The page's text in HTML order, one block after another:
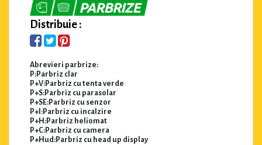
Distribuie :
Abrevieri parbrize:
P:Parbriz clar
P+V:Parbriz cu tenta verde
P+S:Parbriz cu parasolar
P+SE:Parbriz cu senzor
P+I:Parbriz cu incalzire
P+H:Parbriz heliomat
P+C:Parbriz cu camera
P+Hud:Parbriz cu head up display